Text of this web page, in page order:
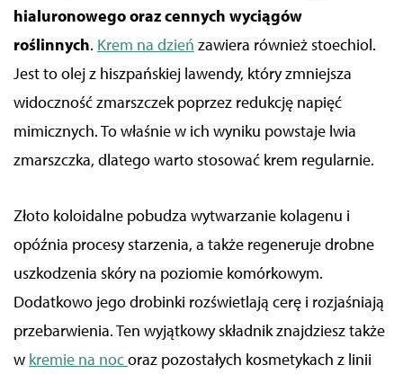
hialuronowego oraz cennych wyciągów
roślinnych. Krem na dzień zawiera również stoechiol.
Jest to olej z hiszpańskiej lawendy, który zmniejsza
widoczność zmarszczek poprzez redukcję napięć
mimicznych. To właśnie w ich wyniku powstaje lwia
zmarszczka, dlatego warto stosować krem regularnie.
Złoto koloidalne pobudza wytwarzanie kolagenu i
opóźnia procesy starzenia, a także regeneruje drobne
uszkodzenia skóry na poziomie komórkowym.
Dodatkowo jego drobinki rozświetlają cerę i rozjaśniają
przebarwienia. Ten wyjątkowy składnik znajdziesz także
w kremie na nocoraz pozostałych kosmetykach z linii